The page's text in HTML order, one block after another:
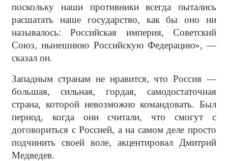
поскольку наши противники всегда пытались
расшатать наше государство, как бы оно ни
называлось: Российская империя, Советский
Союз, нынешнюю Российскую Федерацию», —
сказал он.
Западным странам не нравится, что Россия —
большая, сильная, гордая, самодостаточная
страна, которой невозможно командовать. Был
период, когда они считали, что смогут с
договориться с Россией, а на самом деле просто
подчинить своей воле, акцентировал Дмитрий
Медведев.